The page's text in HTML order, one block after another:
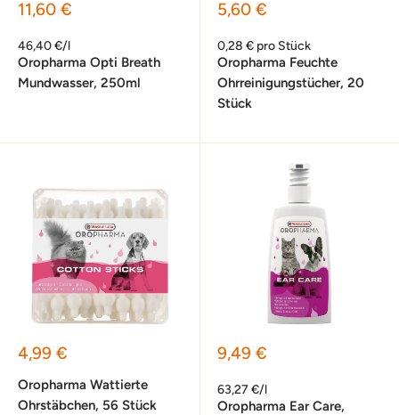
Sonderpreis
11,60 €
46,40 €/l
Oropharma Opti Breath
Mundwasser, 250ml
Sonderpreis
5,60 €
0,28 € pro Stück
Oropharma Feuchte
Ohrreinigungstücher, 20
Stück
Sonderpreis
4,99 €
Oropharma Wattierte
Ohrstäbchen, 56 Stück
Sonderpreis
9,49 €
63,27 €/l
Oropharma Ear Care,